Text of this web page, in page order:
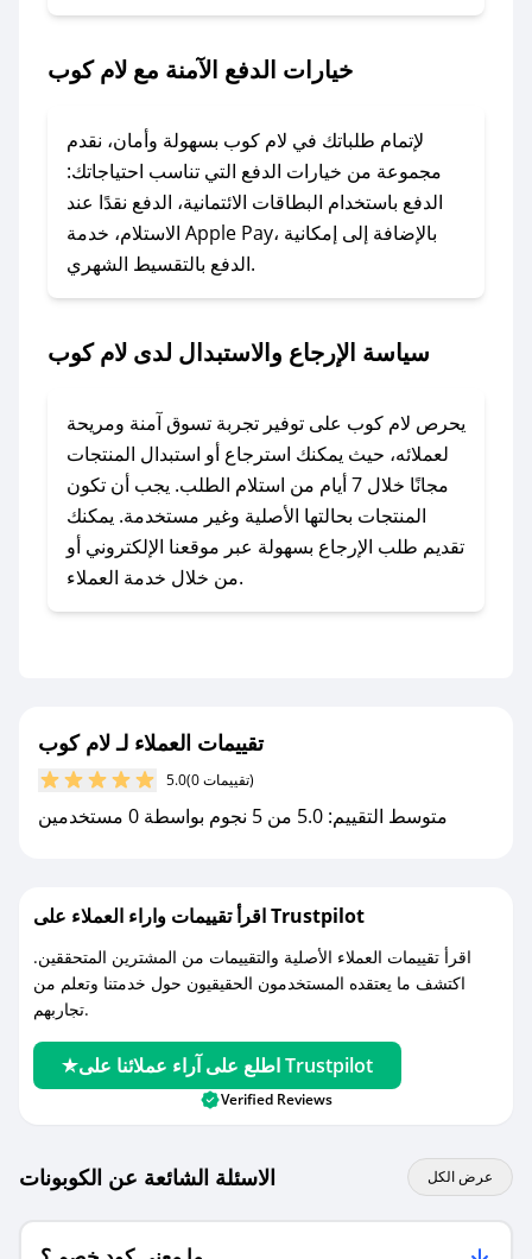
2. الصقه في خانة الدفع عند التسوق من لام كوب.
### ماذا أفعل إذا لم يعمل كود الخصم؟
الرسائل الخاصة على تويتر أو البريد الإلكتروني،
وسنقوم بحل المشكلة في أسرع وقت ممكن.
### ماذا أفعل إذا لم أجد كود خصم لمتجري
المفضل؟
في حال عدم توفر كوبونات لمتجرك المفضل، يمكنك
أسرع وقت ممكن.
### كيف تحصل على كوبونات خصم حصرية من لام
كوب؟
للحصول على كوبونات وخصومات حصرية، قم بما
يلي:
- اضغط على أيقونة متابعة لمتجر لام كوب في تطبيق
صحصح.
مع صحصح، تسوق بذكاء ووفّر على كل مشترياتك مع
خيارات الدفع الآمنة مع لام كوب
لإتمام طلباتك في لام كوب بسهولة وأمان، نقدم
مجموعة من خيارات الدفع التي تناسب احتياجاتك:
الدفع باستخدام البطاقات الائتمانية، الدفع نقدًا عند
الاستلام، خدمة Apple Pay، بالإضافة إلى إمكانية
الدفع بالتقسيط الشهري.
سياسة الإرجاع والاستبدال لدى لام كوب
يحرص لام كوب على توفير تجربة تسوق آمنة ومريحة
لعملائه، حيث يمكنك استرجاع أو استبدال المنتجات
مجانًا خلال 7 أيام من استلام الطلب. يجب أن تكون
المنتجات بحالتها الأصلية وغير مستخدمة. يمكنك
تقديم طلب الإرجاع بسهولة عبر موقعنا الإلكتروني أو
من خلال خدمة العملاء.
تقييمات العملاء لـ لام كوب
5.0 (0 تقييمات)
متوسط التقييم: 5.0 من 5 نجوم بواسطة 0 مستخدمين
اقرأ تقييمات واراء العملاء على Trustpilot
اقرأ تقييمات العملاء الأصلية والتقييمات من المشترين المتحققين.
اكتشف ما يعتقده المستخدمون الحقيقيون حول خدمتنا وتعلم من
تجاربهم.
اطلع على آراء عملائنا على Trustpilot
Verified Reviews
الاسئلة الشائعة عن الكوبونات عرض الكل